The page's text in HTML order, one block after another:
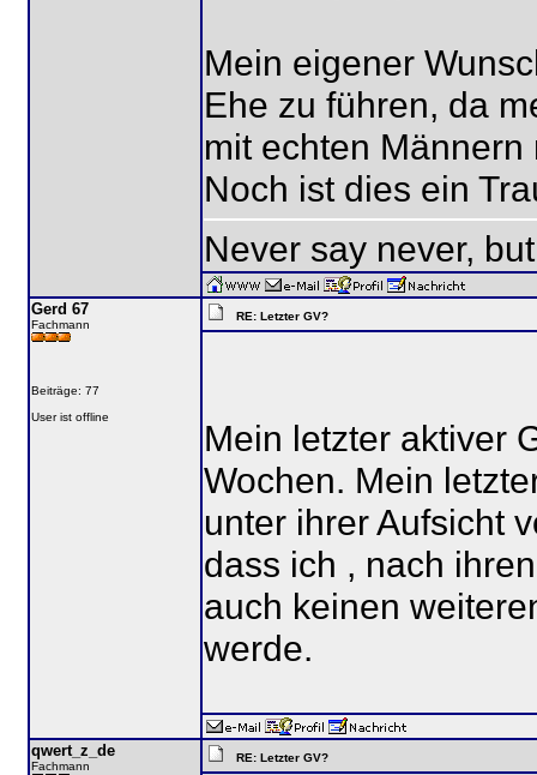
Mein eigener
Ehe zu führen, da
mit echten
Noch ist dies ein
Never say never,
Gerd 67
Fachmann
Beiträge: 77
User ist offline
RE: Letzter GV?
Mein letzter aktiver
Wochen. Mein
unter ihrer Aufsicht
dass ich , nach
auch keinen
werde.
qwert_z_de
Fachmann
RE: Letzter GV?